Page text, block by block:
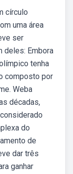
círculo
uma área
ser
deles: Embora
tenha
composto por
Weba
décadas,
do
de
dar três
ganhar